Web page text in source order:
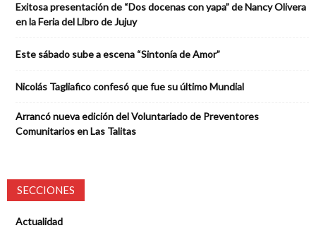
Exitosa presentación de “Dos docenas con yapa” de Nancy Olivera
en la Feria del Libro de Jujuy
Este sábado sube a escena “Sintonía de Amor”
Nicolás Tagliafico confesó que fue su último Mundial
Arrancó nueva edición del Voluntariado de Preventores
Comunitarios en Las Talitas
SECCIONES
Actualidad